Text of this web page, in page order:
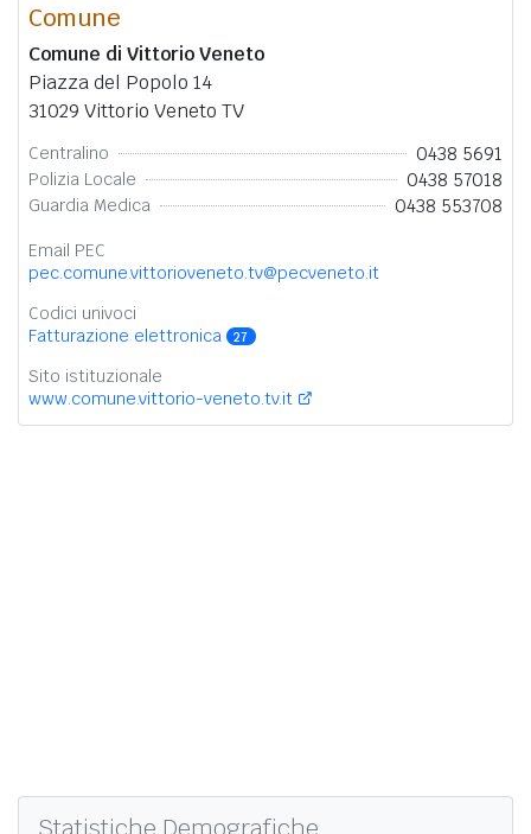
Comune
Comune di Vittorio Veneto
Piazza del Popolo 14
31029 Vittorio Veneto TV
Centralino 0438 5691
Polizia Locale 0438 57018
Guardia Medica 0438 553708
Email PEC
pec.comune.vittorioveneto.tv@pecveneto.it
Codici univoci
Fatturazione elettronica
27
Sito istituzionale
www.comune.vittorio-veneto.tv.it